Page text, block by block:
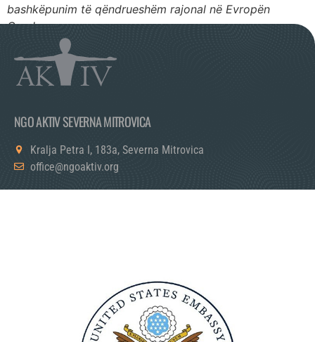
bashkëpunim të qëndrueshëm rajonal në Evropën
Qendrore.
NGO AKTIV SEVERNA MITROVICA
Kralja Petra I, 183a, Severna Mitrovica
office@ngoaktiv.org